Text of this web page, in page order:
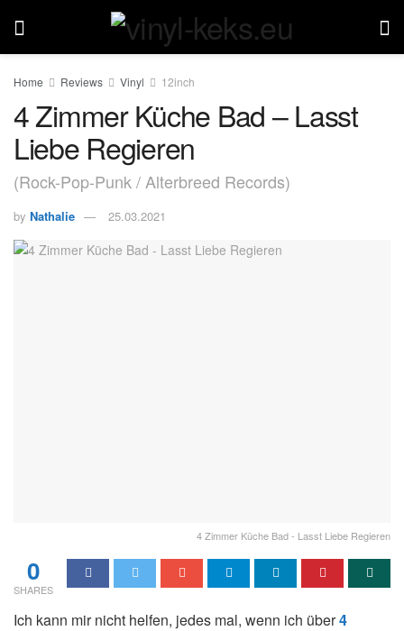
Home Reviews Vinyl 12inch
4 Zimmer Küche Bad – Lasst
Liebe Regieren
(Rock-Pop-Punk / Alterbreed Records)
by Nathalie 25.03.2021
4 Zimmer Küche Bad - Lasst Liebe Regieren
0
SHARES
Ich kann mir nicht helfen, jedes mal, wenn ich über4